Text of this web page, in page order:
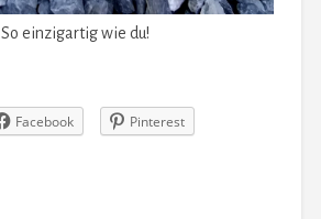
So einzigartig wie du!
Facebook Pinterest